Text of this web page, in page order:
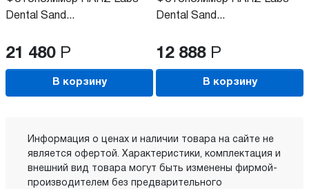
Dental Sand...
21 480 Р
В корзину
Dental Sand...
12 888 Р
В корзину
Информация о ценах и наличии товара на сайте не
является офертой. Характеристики, комплектация и
внешний вид товара могут быть изменены фирмой-
производителем без предварительного